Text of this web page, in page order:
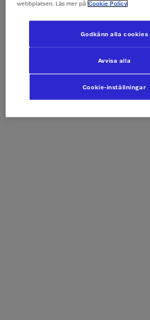
webbplatsen. Läs mer på Cookie Policy
Cookie-inställningar
Avvisa alla
Godkänn alla cookies